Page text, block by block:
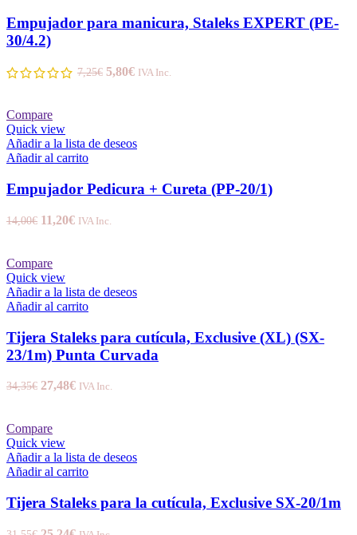
Empujador para manicura, Staleks EXPERT (PE-
30/4.2)
7,25€ 5,80€ IVA Inc.
Compare
Quick view
Añadir a la lista de deseos
Añadir al carrito
Empujador Pedicura + Cureta (PP-20/1)
14,00€ 11,20€ IVA Inc.
Compare
Quick view
Añadir a la lista de deseos
Añadir al carrito
Tijera Staleks para cutícula, Exclusive (XL) (SX-
23/1m) Punta Curvada
34,35€ 27,48€ IVA Inc.
Compare
Quick view
Añadir a la lista de deseos
Añadir al carrito
Tijera Staleks para la cutícula, Exclusive SX-20/1m